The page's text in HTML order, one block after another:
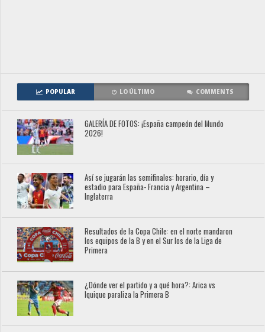
POPULAR LO ÚLTIMO COMMENTS
GALERÍA DE FOTOS: ¡España campeón del Mundo
2026!
Así se jugarán las semifinales: horario, día y
estadio para España- Francia y Argentina –
Inglaterra
Resultados de la Copa Chile: en el norte mandaron
los equipos de la B y en el Sur los de la Liga de
Primera
¿Dónde ver el partido y a qué hora?: Arica vs
Iquique paraliza la Primera B